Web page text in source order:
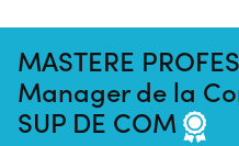
MASTERE
Manager de la
SUP DE COM
Pas de
ce moment